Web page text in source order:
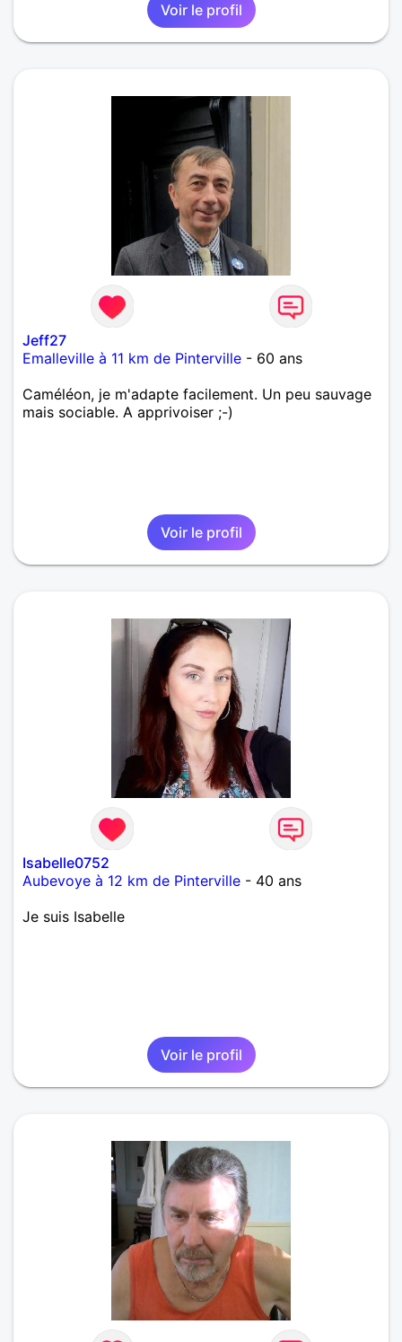
Voir le profil
Jeff27
Emalleville à 11 km de Pinterville - 60 ans
Caméléon, je m'adapte facilement. Un peu sauvage
mais sociable. A apprivoiser ;-)
Voir le profil
Isabelle0752
Aubevoye à 12 km de Pinterville - 40 ans
Je suis Isabelle
Voir le profil